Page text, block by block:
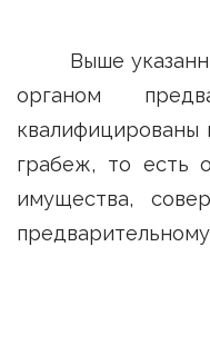
Выше
органом
квалифицированы
грабеж, то есть
имущества,